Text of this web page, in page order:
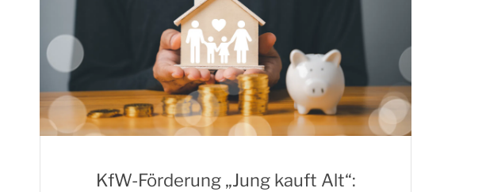
KfW-Förderung „Jung kauft Alt“: